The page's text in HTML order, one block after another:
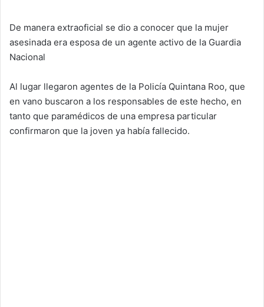
De manera extraoficial se dio a conocer que la mujer
asesinada era esposa de un agente activo de la Guardia
Nacional
Al lugar llegaron agentes de la Policía Quintana Roo, que
en vano buscaron a los responsables de este hecho, en
tanto que paramédicos de una empresa particular
confirmaron que la joven ya había fallecido.